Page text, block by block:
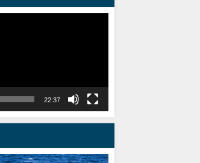
22:37